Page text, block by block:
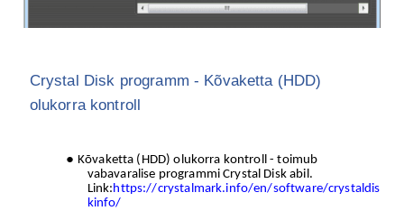
Crystal Disk programm - Kõvaketta (HDD)
olukorra kontroll
Kõvaketta (HDD) olukorra kontroll - toimub
vabavaralise programmi Crystal Disk abil.
Link:https://crystalmark.info/en/software/crystaldis
kinfo/